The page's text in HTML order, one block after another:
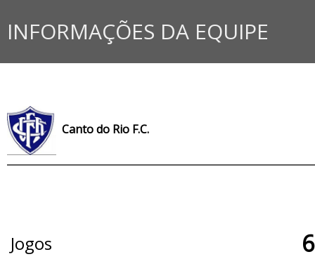
INFORMAÇÕES DA EQUIPE
Canto do Rio F.C.
Jogos